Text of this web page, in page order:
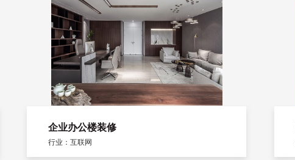
企业办公楼装修
行业：互联网